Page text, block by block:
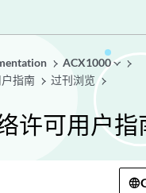
ACX1000
指南
过刊浏览
许可用户指